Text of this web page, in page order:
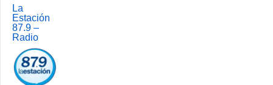
La
Estación
87.9 –
Radio